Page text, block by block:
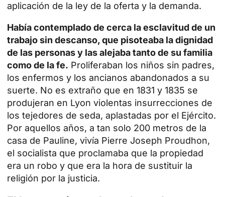
aplicación de la ley de la oferta y la demanda.
Había contemplado de cerca la esclavitud de un
trabajo sin descanso, que pisoteaba la dignidad
de las personas y las alejaba tanto de su familia
como de la fe. Proliferaban los niños sin padres,
los enfermos y los ancianos abandonados a su
suerte. No es extraño que en 1831 y 1835 se
produjeran en Lyon violentas insurrecciones de
los tejedores de seda, aplastadas por el Ejército.
Por aquellos años, a tan solo 200 metros de la
casa de Pauline, vivía Pierre Joseph Proudhon,
el socialista que proclamaba que la propiedad
era un robo y que era la hora de sustituir la
religión por la justicia.